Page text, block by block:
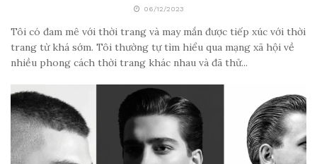
06/12/2023
Tôi có đam mê với thời trang và may mắn được tiếp xúc với thời
trang từ khá sớm. Tôi thường tự tìm hiểu qua mạng xã hội về
nhiều phong cách thời trang khác nhau và đã thử...